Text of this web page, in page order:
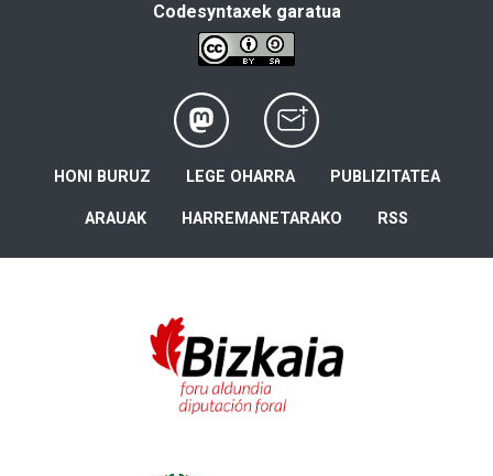
Codesyntaxek garatua
HONI BURUZ LEGE OHARRA PUBLIZITATEA
ARAUAK HARREMANETARAKO RSS